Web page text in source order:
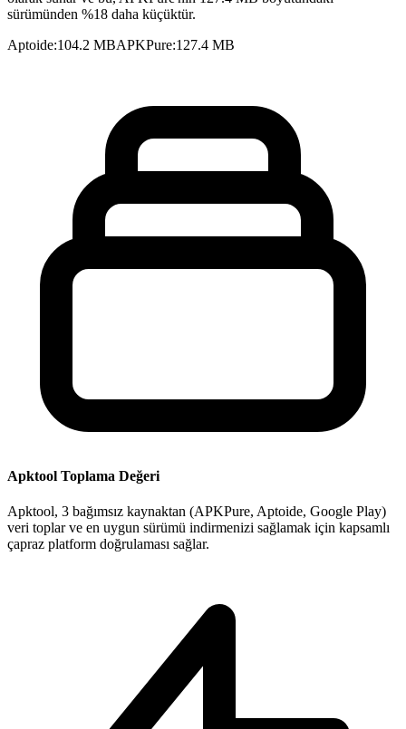
sürümünden %18 daha küçüktür.
Aptoide:104.2 MBAPKPure:127.4 MB
Apktool Toplama Değeri
Apktool, 3 bağımsız kaynaktan (APKPure, Aptoide, Google Play)
veri toplar ve en uygun sürümü indirmenizi sağlamak için kapsamlı
çapraz platform doğrulaması sağlar.